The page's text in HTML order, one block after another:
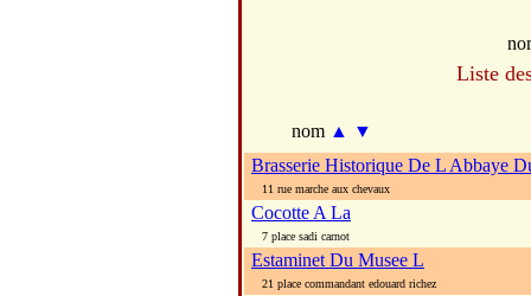
Liste
nom ▲
▼
Brasserie Historique De L Abbaye
11 rue marche aux chevaux
Cocotte A La
7 place sadi carnot
Estaminet Du Musee L
21 place commandant edouard richez